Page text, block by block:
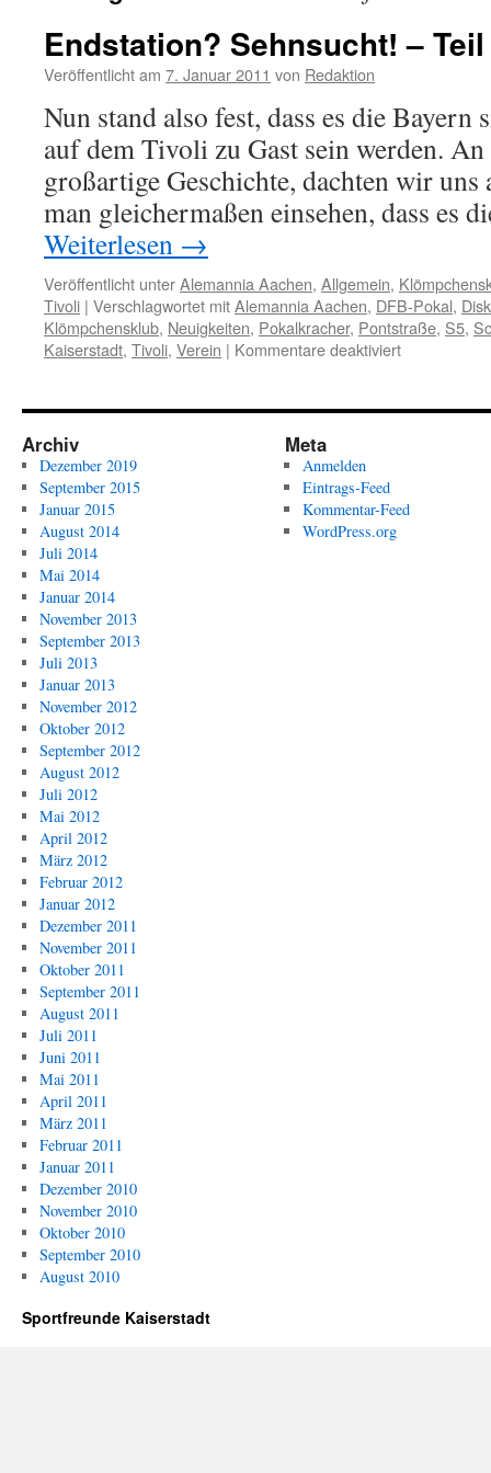
Endstation? Sehnsucht! –
Veröffentlicht am 7. Januar 2011 von Redaktion
Nun stand also fest, dass es die Bayern
auf dem Tivoli zu Gast sein werden.
großartige Geschichte, dachten wir
man gleichermaßen einsehen, dass es
Weiterlesen →
Veröffentlicht unterAlemannia Aachen, Allgemein,
Tivoli | Verschlagwortet mitAlemannia Aachen, DFB-Pokal,
Klömpchensklub, Neuigkeiten, Pokalkracher, Pontstraße, S5,
Kaiserstadt, Tivoli, Verein | Kommentare deaktiviertfür
–
Archiv
Dezember 2019
September 2015
Januar 2015
August 2014
Juli 2014
Mai 2014
Januar 2014
November 2013
September 2013
Juli 2013
Januar 2013
November 2012
Oktober 2012
September 2012
August 2012
Juli 2012
Mai 2012
April 2012
März 2012
Februar 2012
Januar 2012
Dezember 2011
November 2011
Oktober 2011
September 2011
August 2011
Juli 2011
Juni 2011
Mai 2011
April 2011
März 2011
Februar 2011
Januar 2011
Dezember 2010
November 2010
Oktober 2010
September 2010
August 2010
Meta
Anmelden
Eintrags-Feed
Kommentar-Feed
WordPress.org
Sportfreunde Kaiserstadt